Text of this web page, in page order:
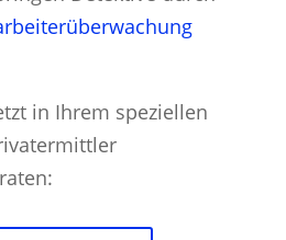
in Ihrem speziellen